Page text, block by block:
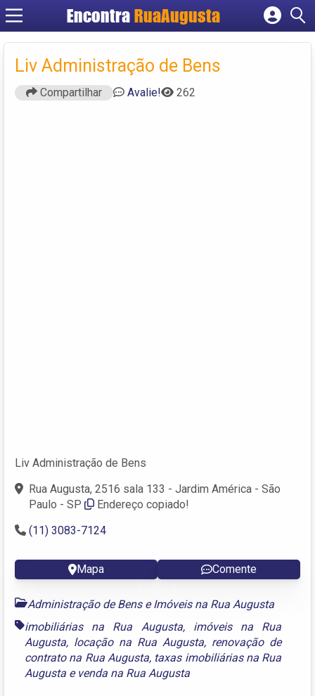
Encontra RuaAugusta
Cadastrar empresa
Criar conta
Liv Administração de Bens
Compartilhar Avalie! 262
Liv Administração de Bens
Rua Augusta, 2516 sala 133 - Jardim América - São
Paulo - SP
Endereço copiado!
(11) 3083-7124
Mapa Comente
Administração de Bens e Imóveis na Rua Augusta
imobiliárias na Rua Augusta, imóveis na Rua
Augusta, locação na Rua Augusta, renovação de
contrato na Rua Augusta, taxas imobiliárias na Rua
Augusta e venda na Rua Augusta